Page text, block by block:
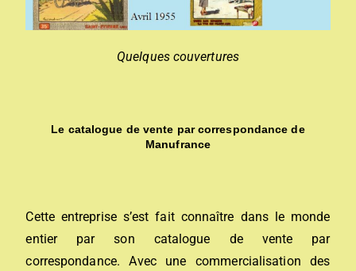
Quelques couvertures
Le catalogue de vente par correspondance de
Manufrance
Cette entreprise s’est fait connaître dans le monde
entier par son catalogue de vente par
correspondance. Avec une commercialisation des